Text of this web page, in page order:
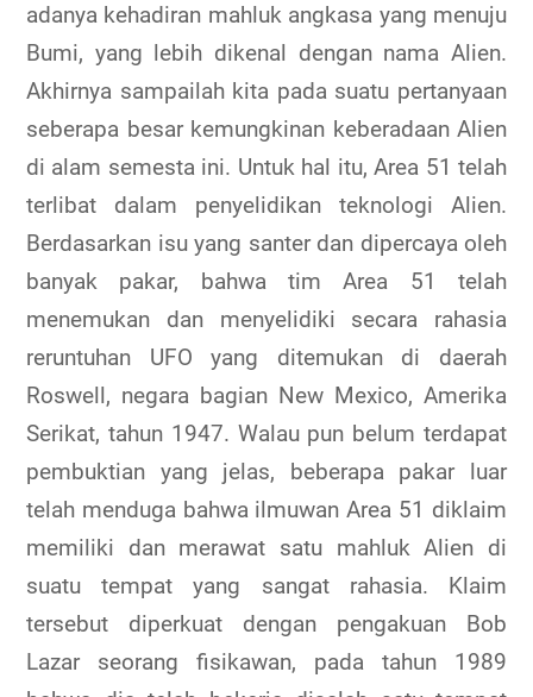
adanya kehadiran mahluk angkasa yang menuju
Bumi, yang lebih dikenal dengan nama Alien.
Akhirnya sampailah kita pada suatu pertanyaan
seberapa besar kemungkinan keberadaan Alien
di alam semesta ini. Untuk hal itu, Area 51 telah
terlibat dalam penyelidikan teknologi Alien.
Berdasarkan isu yang santer dan dipercaya oleh
banyak pakar, bahwa tim Area 51 telah
menemukan dan menyelidiki secara rahasia
reruntuhan UFO yang ditemukan di daerah
Roswell, negara bagian New Mexico, Amerika
Serikat, tahun 1947. Walau pun belum terdapat
pembuktian yang jelas, beberapa pakar luar
telah menduga bahwa ilmuwan Area 51 diklaim
memiliki dan merawat satu mahluk Alien di
suatu tempat yang sangat rahasia. Klaim
tersebut diperkuat dengan pengakuan Bob
Lazar seorang fisikawan, pada tahun 1989